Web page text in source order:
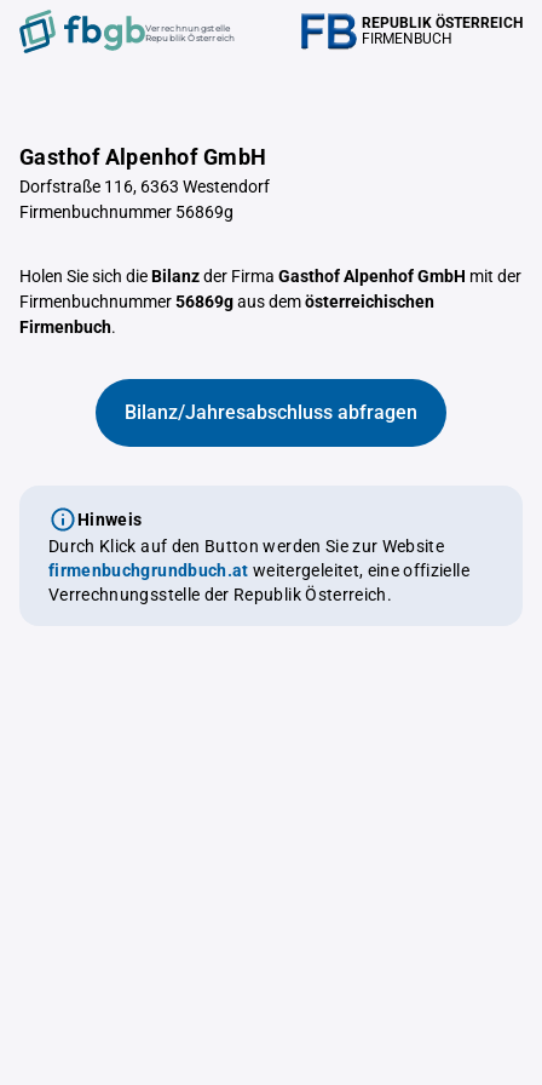
Verrechnungstelle
Republik Österreich
REPUBLIK ÖSTERREICH
FIRMENBUCH
Gasthof Alpenhof GmbH
Dorfstraße 116, 6363 Westendorf
Firmenbuchnummer 56869g
Holen Sie sich dieBilanzder Firma Gasthof Alpenhof GmbH mit der
Firmenbuchnummer56869gaus demösterreichischen
Firmenbuch.
Bilanz/Jahresabschluss abfragen
Hinweis
Durch Klick auf den Button werden Sie zur Website
firmenbuchgrundbuch.at weitergeleitet, eine offizielle
Verrechnungsstelle der Republik Österreich.